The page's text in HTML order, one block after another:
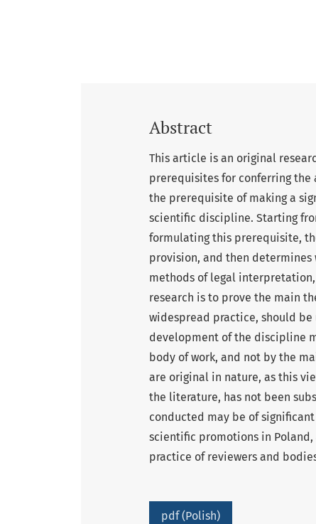
Abstract
This article is an original
prerequisites for conferring
the prerequisite of making a
scientific discipline. Starting
formulating this prerequisite,
provision, and then
methods of legal
research is to prove the main
widespread practice, should
development of the discipline
body of work, and not by the
are original in nature, as this
the literature, has not been
conducted may be of
scientific promotions in
practice of reviewers and
pdf (Polish)